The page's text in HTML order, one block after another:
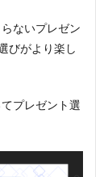
ないプレゼン
びがより楽し
プレゼント選